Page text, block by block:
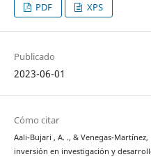
PDF XPS
Publicado
2023-06-01
Cómo citar
Aali-Bujari , A. ., & Venegas-
inversión en investigación y